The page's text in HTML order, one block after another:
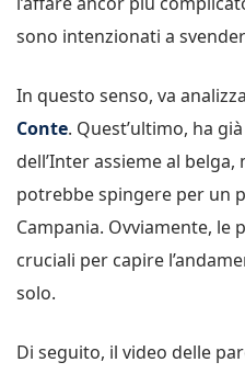
sono intenzionati a
In questo senso, va
Conte. Quest’ultimo, ha
dell’Inter assieme al
potrebbe spingere per un
Campania. Ovviamente, le
cruciali per capire
solo.
Di seguito, il video delle